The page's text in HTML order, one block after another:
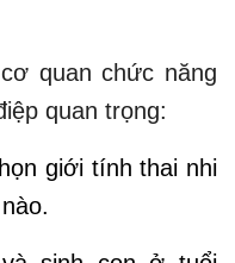
quan chức năng
quan trọng:
giới tính thai nhi